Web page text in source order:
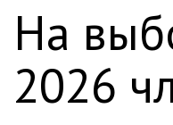
На
2026